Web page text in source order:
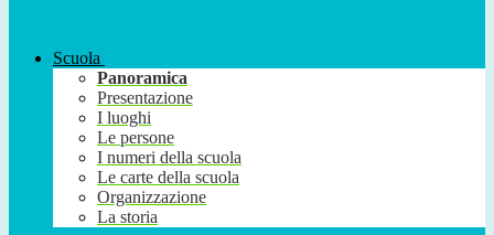
Scuola
Panoramica
Presentazione
I luoghi
Le persone
I numeri della scuola
Le carte della scuola
Organizzazione
La storia